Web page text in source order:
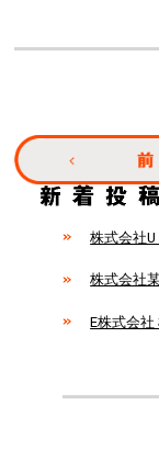
株式会社U
株式会社
E株式会社